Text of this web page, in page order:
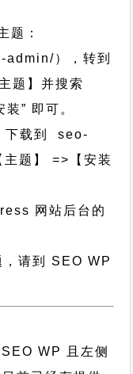
题：
admin/），转到
题】并搜索
” 即可。
下载到 seo-
题】 =>【安装
网站后台的
请到 SEO WP
WP 且左侧